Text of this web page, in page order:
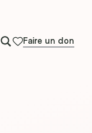
Faire un don